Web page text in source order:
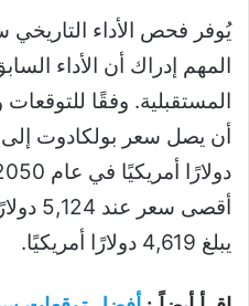
يُوفر فحص الأداء
المهم إدراك أن الأداء
المستقبلية. وفقًا
دولارًا أمريكيًا في عام 2050. وقد يصل
أقصى
يبلغ 4,619 دولارًا أمريكيًا.